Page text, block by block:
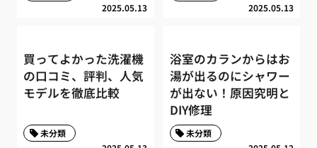
2025.05.13 2025.05.13
買ってよかった洗濯機
の口コミ、評判、人気
モデルを徹底比較
未分類
浴室のカランからはお
湯が出るのにシャワー
が出ない！原因究明と
DIY修理
未分類